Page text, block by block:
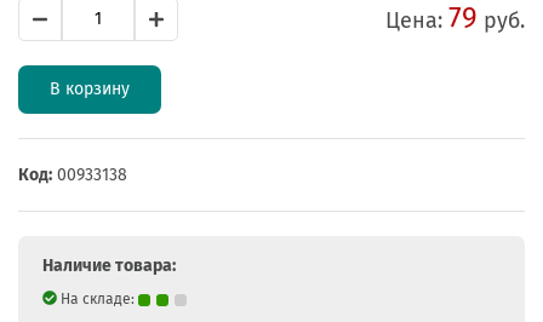
Цена: 79 руб.
В корзину
Код: 00933138
Наличие товара:
На складе: